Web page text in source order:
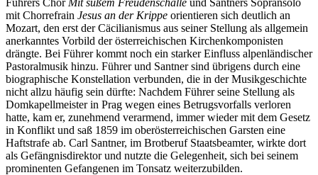
mit Chorrefrain Jesus an der Krippe orientieren sich deutlich an
Mozart, den erst der Cäcilianismus aus seiner Stellung als allgemein
anerkanntes Vorbild der österreichischen Kirchenkomponisten
drängte. Bei Führer kommt noch ein starker Einfluss alpenländischer
Pastoralmusik hinzu. Führer und Santner sind übrigens durch eine
biographische Konstellation verbunden, die in der Musikgeschichte
nicht allzu häufig sein dürfte: Nachdem Führer seine Stellung als
Domkapellmeister in Prag wegen eines Betrugsvorfalls verloren
hatte, kam er, zunehmend verarmend, immer wieder mit dem Gesetz
in Konflikt und saß 1859 im oberösterreichischen Garsten eine
Haftstrafe ab. Carl Santner, im Brotberuf Staatsbeamter, wirkte dort
als Gefängnisdirektor und nutzte die Gelegenheit, sich bei seinem
prominenten Gefangenen im Tonsatz weiterzubilden.